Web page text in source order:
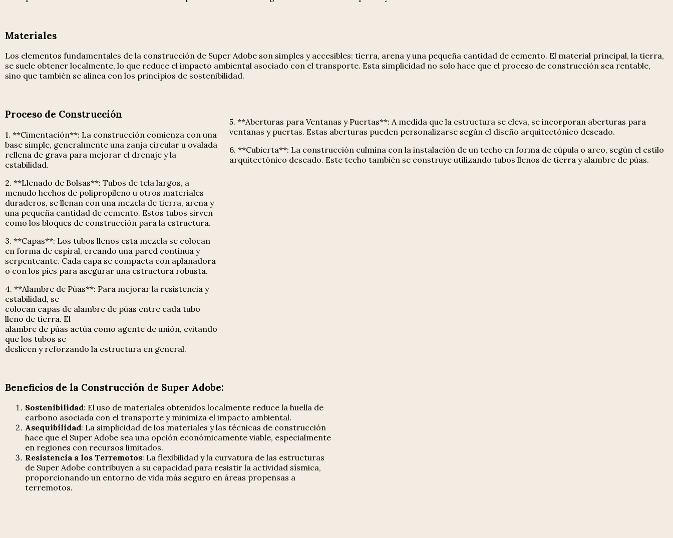
Materiales
Los elementos fundamentales de la construcción de Super Adobe son simples y accesibles: tierra, arena y una pequeña cantidad de cemento. El material principal, la tierra,
se suele obtener localmente, lo que reduce el impacto ambiental asociado con el transporte. Esta simplicidad no solo hace que el proceso de construcción sea rentable,
sino que también se alinea con los principios de sostenibilidad.
Proceso de Construcción
1. **Cimentación**: La construcción comienza con una
base simple, generalmente una zanja circular u ovalada
rellena de grava para mejorar el drenaje y la
estabilidad.
2. **Llenado de Bolsas**: Tubos de tela largos, a
menudo hechos de polipropileno u otros materiales
duraderos, se llenan con una mezcla de tierra, arena y
una pequeña cantidad de cemento. Estos tubos sirven
como los bloques de construcción para la estructura.
3. **Capas**: Los tubos llenos esta mezcla se colocan
en forma de espiral, creando una pared continua y
serpenteante. Cada capa se compacta con aplanadora
o con los pies para asegurar una estructura robusta.
4. **Alambre de Púas**: Para mejorar la resistencia y
estabilidad, se
colocan capas de alambre de púas entre cada tubo
lleno de tierra. El
alambre de púas actúa como agente de unión, evitando
que los tubos se
deslicen y reforzando la estructura en general.
5. **Aberturas para Ventanas y Puertas**: A medida que la estructura se eleva, se incorporan aberturas para
ventanas y puertas. Estas aberturas pueden personalizarse según el diseño arquitectónico deseado.
6. **Cubierta**: La construcción culmina con la instalación de un techo en forma de cúpula o arco, según el estilo
arquitectónico deseado. Este techo también se construye utilizando tubos llenos de tierra y alambre de púas.
Beneficios de la Construcción de Super Adobe:
Sostenibilidad: El uso de materiales obtenidos localmente reduce la huella de
carbono asociada con el transporte y minimiza el impacto ambiental.
Asequibilidad: La simplicidad de los materiales y las técnicas de construcción
hace que el Super Adobe sea una opción económicamente viable, especialmente
en regiones con recursos limitados.
Resistencia a los Terremotos: La flexibilidad y la curvatura de las estructuras
de Super Adobe contribuyen a su capacidad para resistir la actividad sísmica,
proporcionando un entorno de vida más seguro en áreas propensas a
terremotos.